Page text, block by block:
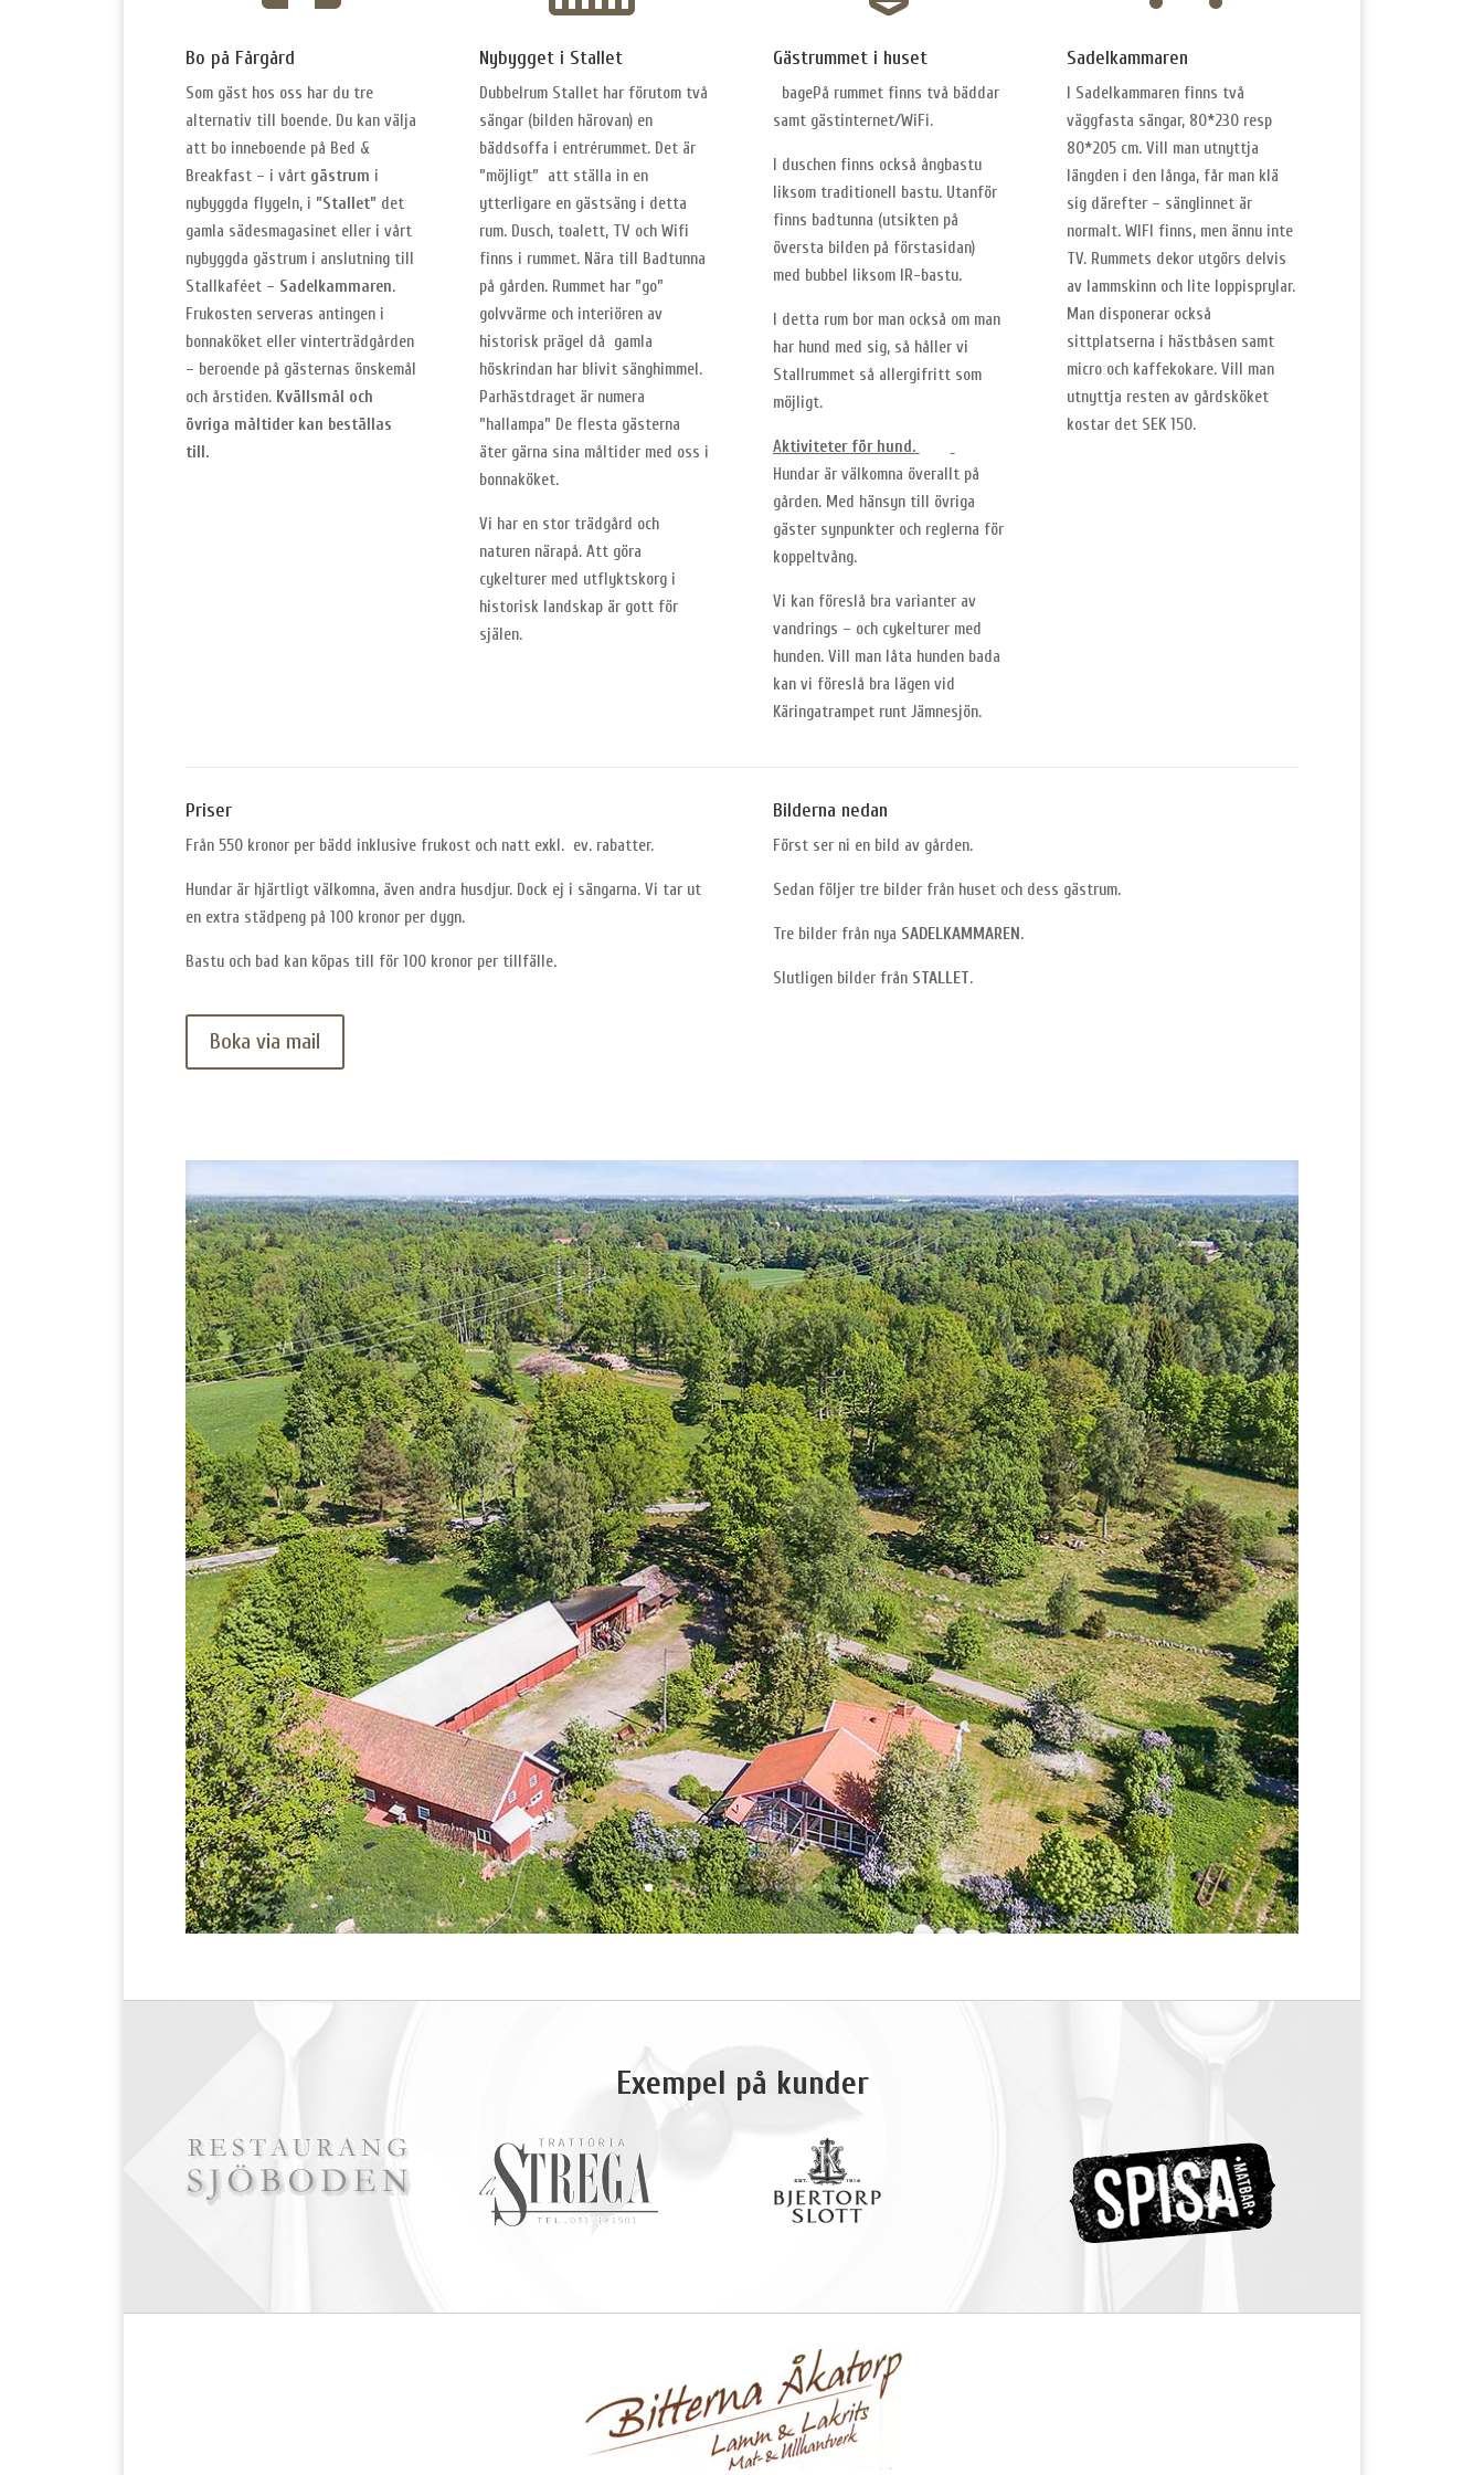
Bo på Fårgård
Som gäst hos oss har du tre
alternativ till boende. Du kan välja
att bo inneboende på Bed &
Breakfast – i vårt gästrum i
nybyggda flygeln, i ”Stallet” det
gamla sädesmagasinet eller i vårt
nybyggda gästrum i anslutning till
Stallkaféet – Sadelkammaren.
Frukosten serveras antingen i
bonnaköket eller vinterträdgården
– beroende på gästernas önskemål
och årstiden. Kvällsmål och
övriga måltider kan beställas
till.
Nybygget i Stallet
Dubbelrum Stallet har förutom två
sängar (bilden härovan) en
bäddsoffa i entrérummet. Det är
”möjligt” att ställa in en
ytterligare en gästsäng i detta
rum. Dusch, toalett, TV och Wifi
finns i rummet. Nära till Badtunna
på gården. Rummet har ”go”
golvvärme och interiören av
historisk prägel då gamla
höskrindan har blivit sänghimmel.
Parhästdraget är numera
”hallampa” De flesta gästerna
äter gärna sina måltider med oss i
bonnaköket.
Vi har en stor trädgård och
naturen närapå. Att göra
cykelturer med utflyktskorg i
historisk landskap är gott för
själen.
Gästrummet i huset
bagePå rummet finns två bäddar
samt gästinternet/WiFi.
I duschen finns också ångbastu
liksom traditionell bastu. Utanför
finns badtunna (utsikten på
översta bilden på förstasidan)
med bubbel liksom IR-bastu.
I detta rum bor man också om man
har hund med sig, så håller vi
Stallrummet så allergifritt som
möjligt.
Aktiviteter för hund.
Hundar är välkomna överallt på
gården. Med hänsyn till övriga
gäster synpunkter och reglerna för
koppeltvång.
Vi kan föreslå bra varianter av
vandrings – och cykelturer med
hunden. Vill man låta hunden bada
kan vi föreslå bra lägen vid
Käringatrampet runt Jämnesjön.
Sadelkammaren
I Sadelkammaren finns två
väggfasta sängar, 80*230 resp
80*205 cm. Vill man utnyttja
längden i den långa, får man klä
sig därefter – sänglinnet är
normalt. WIFI finns, men ännu inte
TV. Rummets dekor utgörs delvis
av lammskinn och lite loppisprylar.
Man disponerar också
sittplatserna i hästbåsen samt
micro och kaffekokare. Vill man
utnyttja resten av gårdsköket
kostar det SEK 150.
Priser
Från 550 kronor per bädd inklusive frukost och natt exkl. ev. rabatter.
Hundar är hjärtligt välkomna, även andra husdjur. Dock ej i sängarna. Vi tar ut
en extra städpeng på 100 kronor per dygn.
Bastu och bad kan köpas till för 100 kronor per tillfälle.
Boka via mail
Bilderna nedan
Först ser ni en bild av gården.
Sedan följer tre bilder från huset och dess gästrum.
Tre bilder från nya SADELKAMMAREN .
Slutligen bilder från STALLET.
Exempel på kunder